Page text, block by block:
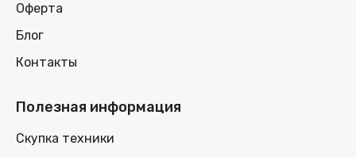
Оферта
Блог
Контакты
Полезная информация
Скупка техники